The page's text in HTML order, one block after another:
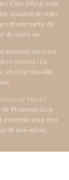
Côte d’Azur mais
souvent de voler
et une partie de
de votre vie.
recevoir dans ma
recoins : La
; et où je travaille
de Muriel
de Provence où je
essentiel pour moi
de moi-même.